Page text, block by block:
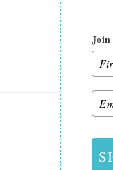
Join